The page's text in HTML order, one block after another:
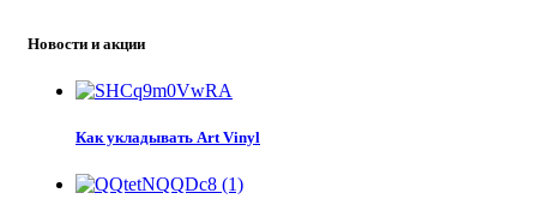
Новости и акции
Как укладывать Art Vinyl